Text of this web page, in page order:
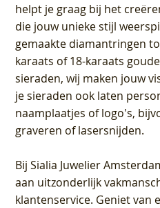
helpt je graag bij het
die jouw unieke stijl
gemaakte diamantringen
karaats of 18-karaats
sieraden, wij maken jouw
je sieraden ook laten
naamplaatjes of logo's,
graveren of lasersnijden.
BijSialia Juwelier
aan uitzonderlijk
klantenservice. Geniet van